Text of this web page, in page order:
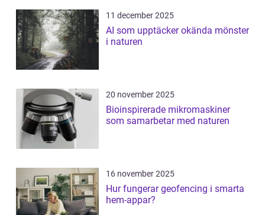
11 december 2025
AI som upptäcker okända mönster
i naturen
20 november 2025
Bioinspirerade mikromaskiner
som samarbetar med naturen
16 november 2025
Hur fungerar geofencing i smarta
hem-appar?